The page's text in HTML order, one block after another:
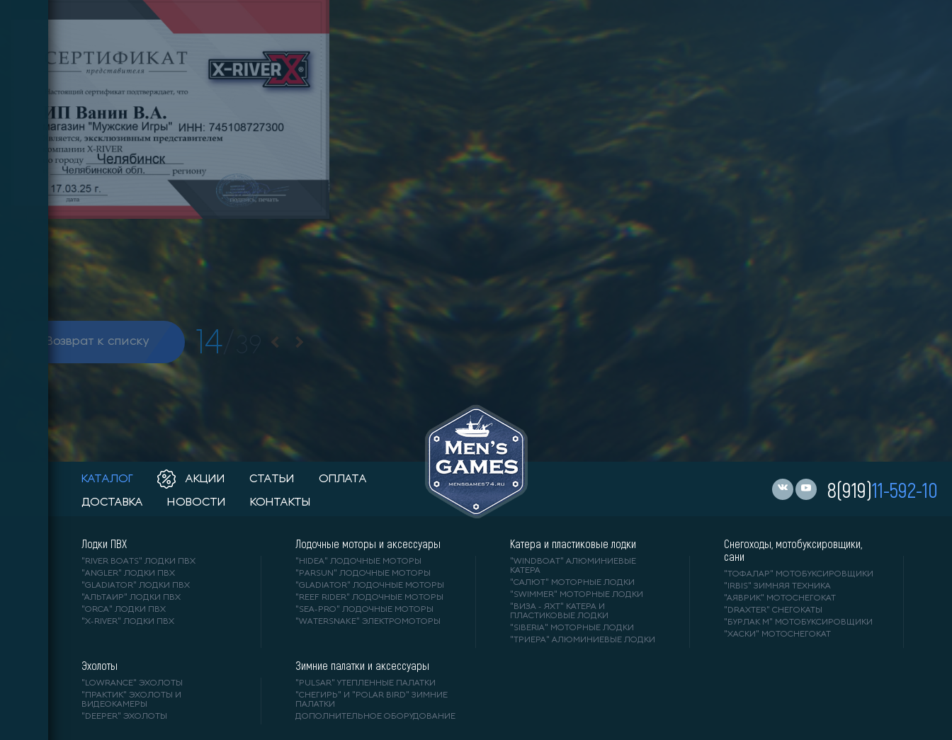
Возврат к списку 14
КАТАЛОГ АКЦИИ СТАТЬИ ОПЛАТА
ДОСТАВКА НОВОСТИ КОНТАКТЫ
8(919)11-592-10
Лодки ПВХ
"RIVER BOATS" ЛОДКИ ПВХ
"ANGLER" ЛОДКИ ПВХ
"GLADIATOR" ЛОДКИ ПВХ
"АЛЬТАИР" ЛОДКИ ПВХ
"ORCA" ЛОДКИ ПВХ
"X-RIVER" ЛОДКИ ПВХ
Лодочные моторы и аксессуары
"HIDEA" ЛОДОЧНЫЕ МОТОРЫ
"PARSUN" ЛОДОЧНЫЕ МОТОРЫ
"GLADIATOR" ЛОДОЧНЫЕ МОТОРЫ
"REEF RIDER" ЛОДОЧНЫЕ МОТОРЫ
"SEA-PRO" ЛОДОЧНЫЕ МОТОРЫ
"WATERSNAKE" ЭЛЕКТРОМОТОРЫ
Катера и пластиковые лодки
"WINDBOAT" АЛЮМИНИЕВЫЕ
КАТЕРА
"САЛЮТ" МОТОРНЫЕ ЛОДКИ
"SWIMMER" МОТОРНЫЕ ЛОДКИ
"ВИЗА - ЯХТ" КАТЕРА И
ПЛАСТИКОВЫЕ ЛОДКИ
"SIBERIA" МОТОРНЫЕ ЛОДКИ
"ТРИЕРА" АЛЮМИНИЕВЫЕ ЛОДКИ
Снегоходы, мотобуксировщики,
сани
"ТОФАЛАР" МОТОБУКСИРОВЩИКИ
"IRBIS" ЗИМНЯЯ ТЕХНИКА
"АЯВРИК" МОТОСНЕГОКАТ
"DRAXTER" СНЕГОКАТЫ
"БУРЛАК М" МОТОБУКСИРОВЩИКИ
"ХАСКИ" МОТОСНЕГОКАТ
Эхолоты
"LOWRANCE" ЭХОЛОТЫ
"ПРАКТИК" ЭХОЛОТЫ И
ВИДЕОКАМЕРЫ
"DEEPER" ЭХОЛОТЫ
Зимние палатки и аксессуары
"PULSAR" УТЕПЛЕННЫЕ ПАЛАТКИ
"СНЕГИРЬ" И "POLAR BIRD" ЗИМНИЕ
ПАЛАТКИ
ДОПОЛНИТЕЛЬНОЕ ОБОРУДОВАНИЕ